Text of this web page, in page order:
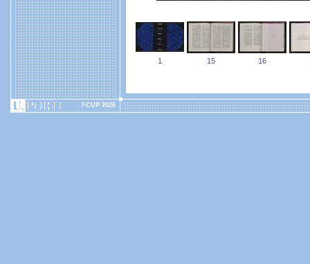
1 15 16
FCUP 2026